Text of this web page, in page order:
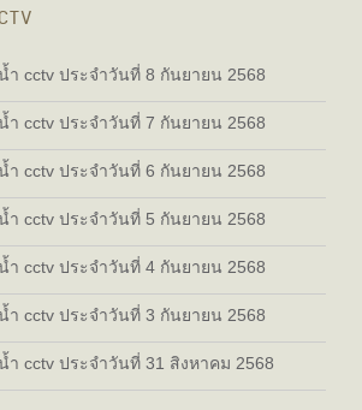
ำ cctv ประจำวันที่ 8 กันยายน 2568
ำ cctv ประจำวันที่ 7 กันยายน 2568
ำ cctv ประจำวันที่ 6 กันยายน 2568
ำ cctv ประจำวันที่ 5 กันยายน 2568
ำ cctv ประจำวันที่ 4 กันยายน 2568
ำ cctv ประจำวันที่ 3 กันยายน 2568
ำ cctv ประจำวันที่ 31 สิงหาคม 2568